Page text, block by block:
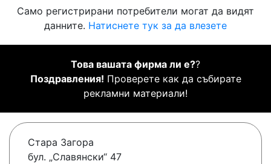
Само регистрирани потребители могат да видят
данните. Натиснете тук за да влезете
Това вашата фирма ли е??
Поздравления! Проверете как да събирате
рекламни материали!
Стара Загора
бул. „Славянски“ 47